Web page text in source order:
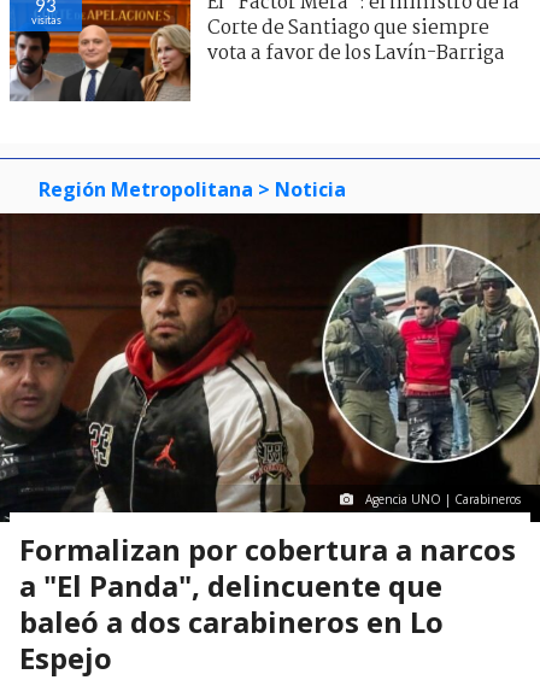
93
visitas
Corte de Santiago que siempre
vota a favor de los Lavín-Barriga
Región Metropolitana > Noticia
Agencia UNO | Carabineros
Formalizan por cobertura a narcos
a "El Panda", delincuente que
baleó a dos carabineros en Lo
Espejo